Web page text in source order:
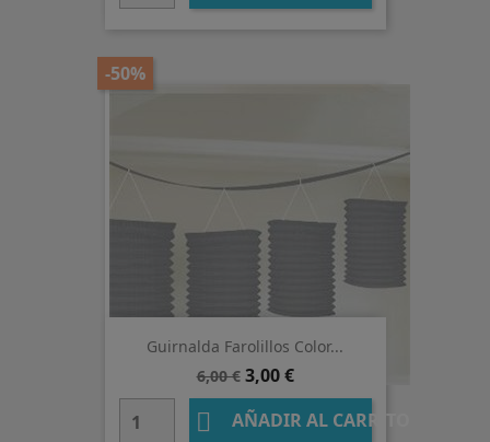
Guirnalda Farolillos Color...
Precio
base
6,00 €
-50%
Precio
3,00 €
 AÑADIR AL CARRITO